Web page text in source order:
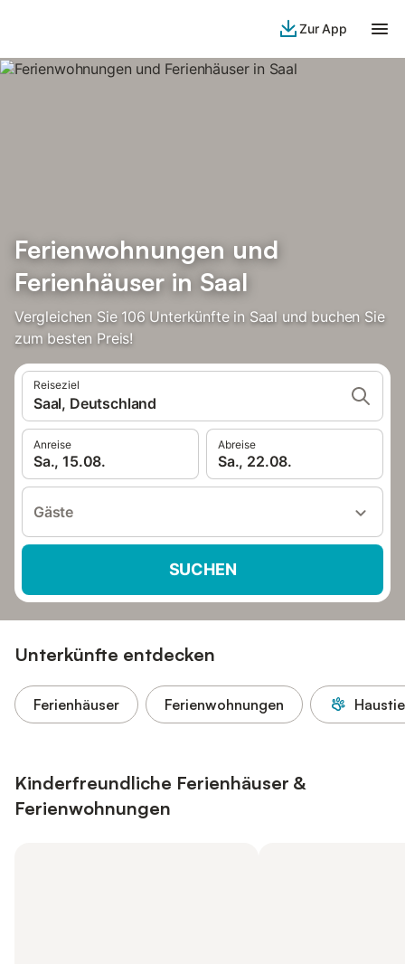
Zur App
Ferienwohnungen und
Ferienhäuser in Saal
Vergleichen Sie 106 Unterkünfte in Saal und buchen Sie
zum besten Preis!
Reiseziel
Saal, Deutschland
Anreise
Sa., 15.08.
Abreise
Sa., 22.08.
Gäste
SUCHEN
Unterkünfte entdecken
Ferienhäuser Ferienwohnungen
Kinderfreundliche Ferienhäuser &
Ferienwohnungen